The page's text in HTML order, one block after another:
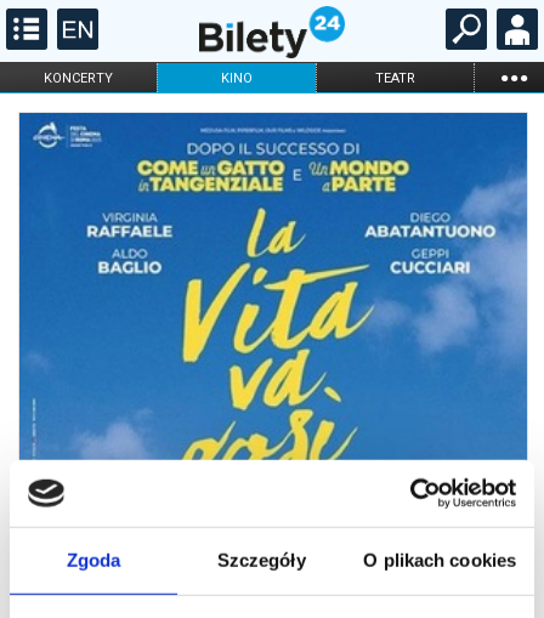
Zgoda Szczegóły O plikach cookies
KONCERTY KINO TEATR ...
FILHARMONIA OPERA I BALET
DLA DZIECI
ONLINE